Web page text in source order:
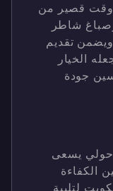
وقت قصير من
شاطر
تقديم
الخيار
جودة
يسعى
الكفاءة
لتلبية